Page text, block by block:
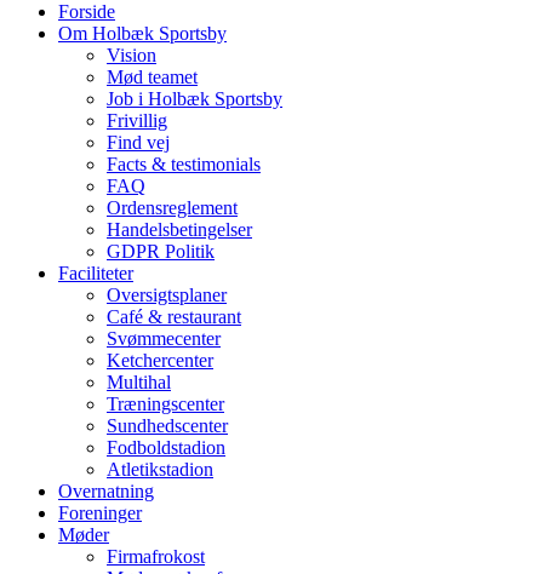
Forside
Om Holbæk Sportsby
Vision
Mød teamet
Job i Holbæk Sportsby
Frivillig
Find vej
Facts & testimonials
FAQ
Ordensreglement
Handelsbetingelser
GDPR Politik
Faciliteter
Oversigtsplaner
Café & restaurant
Svømmecenter
Ketchercenter
Multihal
Træningscenter
Sundhedscenter
Fodboldstadion
Atletikstadion
Overnatning
Foreninger
Møder
Firmafrokost